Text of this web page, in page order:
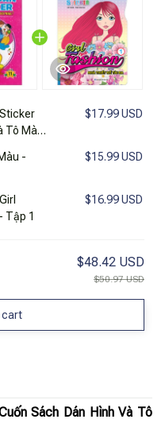
Tô Màu
$17.99 USD
-
$15.99 USD
Tập 1
$16.99 USD
$48.42 USD
$50.97 USD
cart
Sách Dán Hình Và Tô